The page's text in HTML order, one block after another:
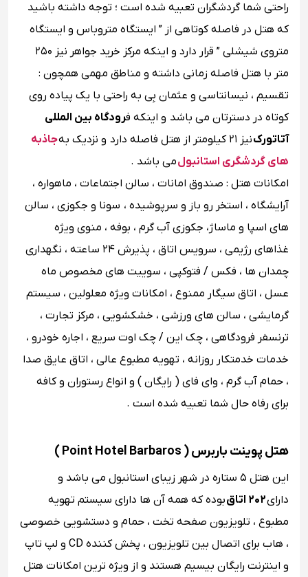
راحتی شما گردشگران تعبیه شده است ؛ توجه داشته باشید
که هتل در فاصله کوتاهی از ” ایستگاه متروباس و ایستگاه
متروی شیشلی ” قرار دارد و اینکه مرکز خرید جواهر نیز ۲۵۰
متر با هتل فاصله زمانی داشته و مناطق مهمی همچون :
تقسیم ، نیسانتاسی و عثمان بِی به راحتی با یک پیاده روی
کوتاه در دسترتان می باشد و اینکه فرودگاه بین ‌المللی
آتاتورکنیز ۲۱ کیلومتر از هتل فاصله دارد و نزدیک به
جاذبه
های گردشگری استانبولمی باشد .
امکانات هتل : صندوق امانات ، سالن اجتماعات ، ماهواره ،
آرایشگاه ، استخر رو باز و سرپوشیده ، سونا و جکوزی ، سالن
های اسپا و ماساژ، جکوزی آب گرم ، بوفه ، منوی ویژه
غذاهای رژیمی ، سرویس اتاق ، پذیرش ۲۴ ساعته ، نگهداری
چمدان ‌ها ، فکس / فتوکپی ، سوییت های مخصوص ماه
عسل ، اتاق سیگار ممنوع ، امکانات ویژه معلولین ، سیستم
گرمایشی ، سالن های ورزشی ، خشکشویی ، مرکز تجارت ،
ترنسفر فرودگاهی ، چک این / چک اوت سریع ، اجاره خودرو ،
خدمات خدمتکار روزانه ، تهویه مطبوع عالی ، اتاق عایق صدا
، حمام آب گرم ، وای ‌فای ( رایگان ) و انواع رستوران و کافه
برای رفاه حال شما تعبیه شده است .
هتل پوینت باربرس ( Point Hotel Barbaros )
این هتل ۵ ستاره در شهر زیبای استانبول می باشد و
دارای
بوده که همه‌ آن‌ ها دارای سیستم تهویه
مطبوع ، تلویزیون صفحه تخت ، حمام و دستشویی خصوصی
، هاب برای اتصال بین تلویزیون ، پخش کننده CD و لپ تاپ
و اینترنت رایگان بیسیم هستند و از ویژه ترین امکانات هتل